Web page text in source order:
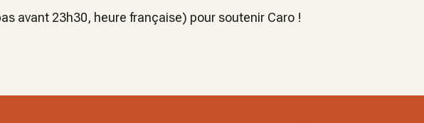
avant 23h30, heure française) pour soutenir Caro !